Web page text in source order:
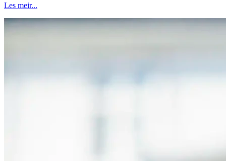
Les meir...